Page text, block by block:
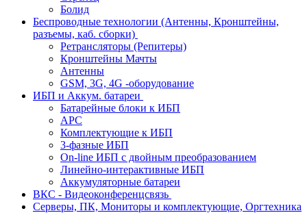
Болид
Беспроводные технологии (Антенны, Кронштейны,
разъемы, каб. сборки)
Ретрансляторы (Репитеры)
Кронштейны Мачты
Антенны
GSM, 3G, 4G -оборудование
ИБП и Аккум. батареи
Батарейные блоки к ИБП
APC
Комплектующие к ИБП
3-фазные ИБП
On-line ИБП с двойным преобразованием
Линейно-интерактивные ИБП
Аккумуляторные батареи
ВКС - Видеоконференцсвязь
Серверы, ПК, Мониторы и комплектующие, Оргтехника